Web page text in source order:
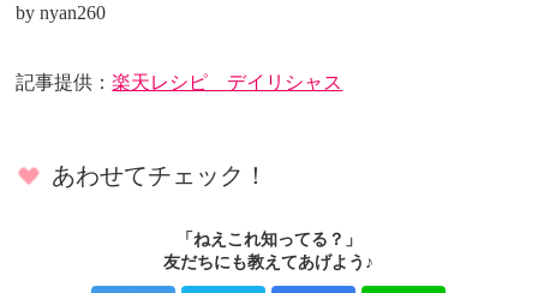
by nyan260
記事提供：楽天レシピ デイリシャス
あわせてチェック！
「ねえこれ知ってる？」
友だちにも教えてあげよう♪